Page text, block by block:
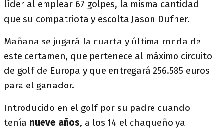
líder al emplear 67 golpes, la misma cantidad
que su compatriota y escolta Jason Dufner.
Mañana se jugará la cuarta y última ronda de
este certamen, que pertenece al máximo circuito
de golf de Europa y que entregará 256.585 euros
para el ganador.
Introducido en el golf por su padre cuando
tenía nueve años, a los 14 el chaqueño ya